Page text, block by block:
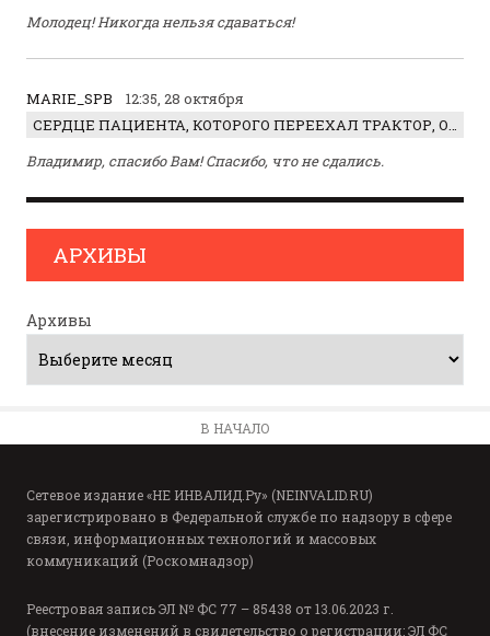
Молодец! Никогда нельзя сдаваться!
MARIE_SPB
12:35, 28 октября
СЕРДЦЕ ПАЦИЕНТА, КОТОРОГО ПЕРЕЕХАЛ ТРАКТОР, ОБНАРУЖИЛИ… В ЖИВОТЕ
Владимир, спасибо Вам! Спасибо, что не сдались.
АРХИВЫ
Архивы
В НАЧАЛО
Сетевое издание «НЕ ИНВАЛИД.Ру» (NEINVALID.RU)
зарегистрировано в Федеральной службе по надзору в сфере
связи, информационных технологий и массовых
коммуникаций (Роскомнадзор)
Реестровая запись ЭЛ № ФС 77 – 85438 от 13.06.2023 г.
(внесение изменений в свидетельство о регистрации: ЭЛ ФС